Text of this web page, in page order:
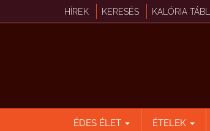
HÍREK KERESÉS KALÓRIA
ÉDES ÉLET ÉTELEK